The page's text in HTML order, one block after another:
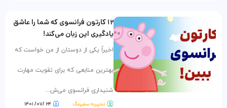
۱۲ کارتون فرانسوی که شما را عاشق
یادگیری این زبان می‌کند!
اخیراً یکی از دوستان از من خواست که
بهترین منابعی که برای تقویت مهارت
شنیداری فرانسوی می‌ش...
تحریریه سفیرمگ ۲۴ /۰۷/ ۱۴۰۱